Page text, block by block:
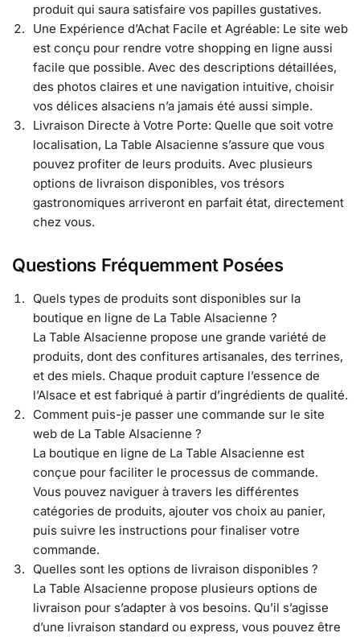
produit qui saura satisfaire vos papilles gustatives.
Une Expérience d’Achat Facile et Agréable: Le site web
est conçu pour rendre votre shopping en ligne aussi
facile que possible. Avec des descriptions détaillées,
des photos claires et une navigation intuitive, choisir
vos délices alsaciens n’a jamais été aussi simple.
Livraison Directe à Votre Porte: Quelle que soit votre
localisation, La Table Alsacienne s’assure que vous
pouvez profiter de leurs produits. Avec plusieurs
options de livraison disponibles, vos trésors
gastronomiques arriveront en parfait état, directement
chez vous.
Questions Fréquemment Posées
Quels types de produits sont disponibles sur la
boutique en ligne de La Table Alsacienne ?
La Table Alsacienne propose une grande variété de
produits, dont des confitures artisanales, des terrines,
et des miels. Chaque produit capture l’essence de
l’Alsace et est fabriqué à partir d’ingrédients de qualité.
Comment puis-je passer une commande sur le site
web de La Table Alsacienne ?
La boutique en ligne de La Table Alsacienne est
conçue pour faciliter le processus de commande.
Vous pouvez naviguer à travers les différentes
catégories de produits, ajouter vos choix au panier,
puis suivre les instructions pour finaliser votre
commande.
Quelles sont les options de livraison disponibles ?
La Table Alsacienne propose plusieurs options de
livraison pour s’adapter à vos besoins. Qu’il s’agisse
d’une livraison standard ou express, vous pouvez être